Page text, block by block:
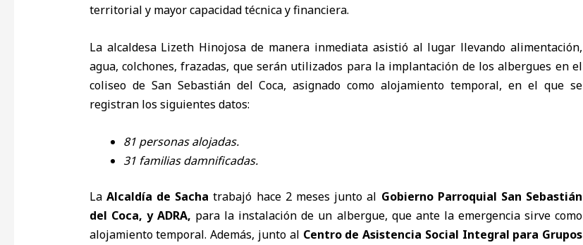
territorial y mayor capacidad técnica y financiera.
La alcaldesa Lizeth Hinojosa de manera inmediata asistió al lugar llevando alimentación,
agua, colchones, frazadas, que serán utilizados para la implantación de los albergues en el
coliseo de San Sebastián del Coca, asignado como alojamiento temporal, en el que se
registran los siguientes datos:
81 personas alojadas.
31 familias damnificadas.
La Alcaldía de Sacha trabajó hace 2 meses junto al Gobierno Parroquial San Sebastián
del Coca, y ADRA, para la instalación de un albergue, que ante la emergencia sirve como
alojamiento temporal. Además, junto al Centro de Asistencia Social Integral para Grupos